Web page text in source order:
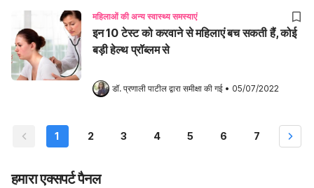
महिलाओं की अन्य स्वास्थ्य समस्याएं
इन 10 टेस्ट को करवाने से महिलाएं बच सकती हैं, कोई
बड़ी हेल्थ प्रॉब्लम से
डॉ. प्रणाली पाटील द्वारा समीक्षा की गई • 05/07/2022
1 2 3 4 5 6 7
हमारा एक्सपर्ट पैनल